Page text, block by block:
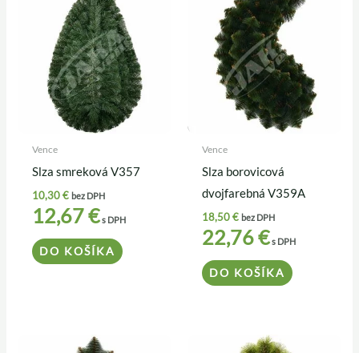
Vence
Slza smreková V357
10,30€ bez DPH
12,67€s DPH
DO KOŠÍKA
Vence
Slza borovicová
dvojfarebná V359A
18,50€ bez DPH
22,76€s DPH
DO KOŠÍKA